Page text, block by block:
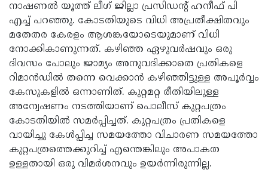
നാഷണൽ യൂത്ത് ലീഗ് ജില്ലാ പ്രസിഡന്റ്‌ ഹനീഫ് പി
എച്ച് പറഞ്ഞു. കോടതിയുടെ വിധി അപ്രതീക്ഷിതവും
മതേതര കേരളം ആശങ്കയോടെയുമാണ് വിധി
നോക്കികാണുന്നത്. കഴിഞ്ഞ ഏഴുവർഷവും ഒരു
ദിവസം പോലും ജാമ്യം അനുവദിക്കാതെ പ്രതികളെ
റിമാൻഡിൽ തന്നെ വെക്കാൻ കഴിഞ്ഞിട്ടുള്ള അപൂർവ്വം
കേസുകളിൽ ഒന്നാണിത്. കുറ്റമറ്റ രീതിയിലുള്ള
അന്വേഷണം നടത്തിയാണ് പൊലീസ് കുറ്റപത്രം
കോടതിയിൽ സമർപ്പിച്ചത്. കുറ്റപത്രം പ്രതികളെ
വായിച്ചു കേൾപ്പിച്ച സമയത്തോ വിചാരണ സമയത്തോ
കുറ്റപത്രത്തെക്കുറിച്ച് എന്തെങ്കിലും അപാകത
ഉള്ളതായി ഒരു വിമർശനവും ഉയർന്നിരുന്നില്ല.